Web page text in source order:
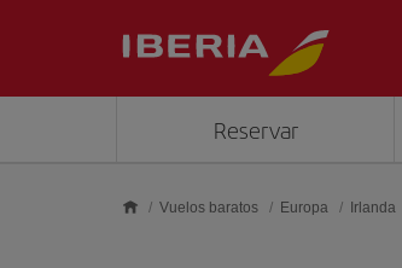
Reservar
Vuelos baratos Europa Irlanda